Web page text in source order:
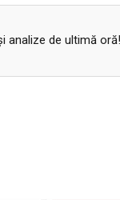
analize de ultimă oră!